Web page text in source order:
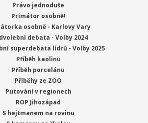
Právo jednoduše
Primátor osobně!
osobně - Karlovy Vary
debata - Volby 2024
superdebata lídrů - Volby 2025
Příběh kaolinu
Příběh porcelánu
Příběhy ze ZOO
Putování v regionech
ROP Jihozápad
S hejtmanem na rovinu